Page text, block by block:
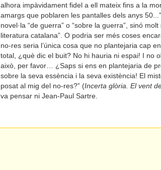
alhora impàvidament fidel a ell mateix fins a la
amargs que poblaren les pantalles dels anys
novel·la “de guerra” o “sobre la guerra”, sinó
literatura catalana”. O podria ser més coses
no-res seria l’única cosa que no plantejaria cap
total, ¿què dic el buit? No hi hauria ni espai! I no
això, per favor… ¿Saps si ens en plantejaria de
sobre la seva essència i la seva existència! El
posat al mig del no-res?” (Incerta glòria. El vent
va pensar ni Jean-Paul Sartre.